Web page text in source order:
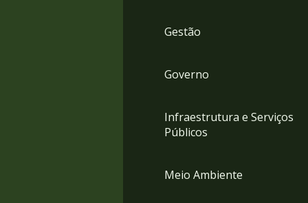
Gestão
Governo
Infraestrutura e Serviços
Públicos
Meio Ambiente